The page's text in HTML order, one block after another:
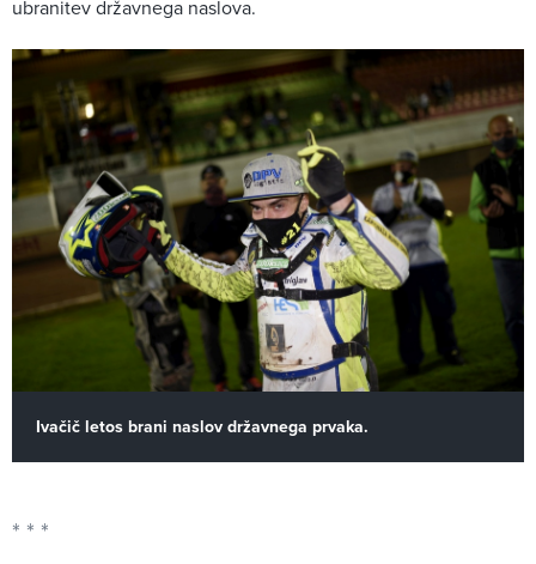
ubranitev državnega naslova.
Ivačič letos brani naslov državnega prvaka.